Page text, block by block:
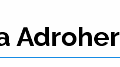
Adroher